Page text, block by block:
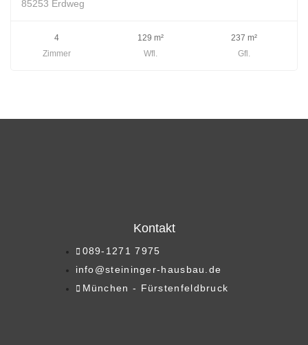
85253 Erdweg
4
Zimmer
129 m²
Wfl.
237 m²
Gfl.
Kontakt
089-1271 7975
info@steininger-hausbau.de
München - Fürstenfeldbruck